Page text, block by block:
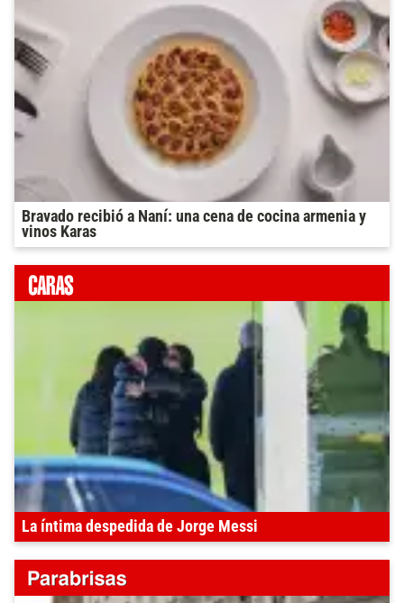
Bravado recibió a Naní: una cena de cocina armenia y
vinos Karas
La íntima despedida de Jorge Messi